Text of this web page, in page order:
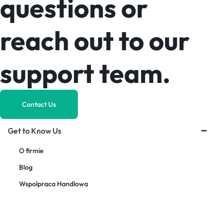
questions or
reach out to our
support team.
Contact Us
Get to Know Us
O firmie
Blog
Wspolpraca Handlowa